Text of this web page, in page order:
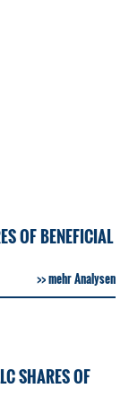
OF BENEFICIAL
mehr Analysen
SHARES OF